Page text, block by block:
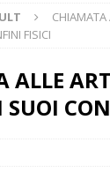
CHIAMATA
FISICI
ALLE